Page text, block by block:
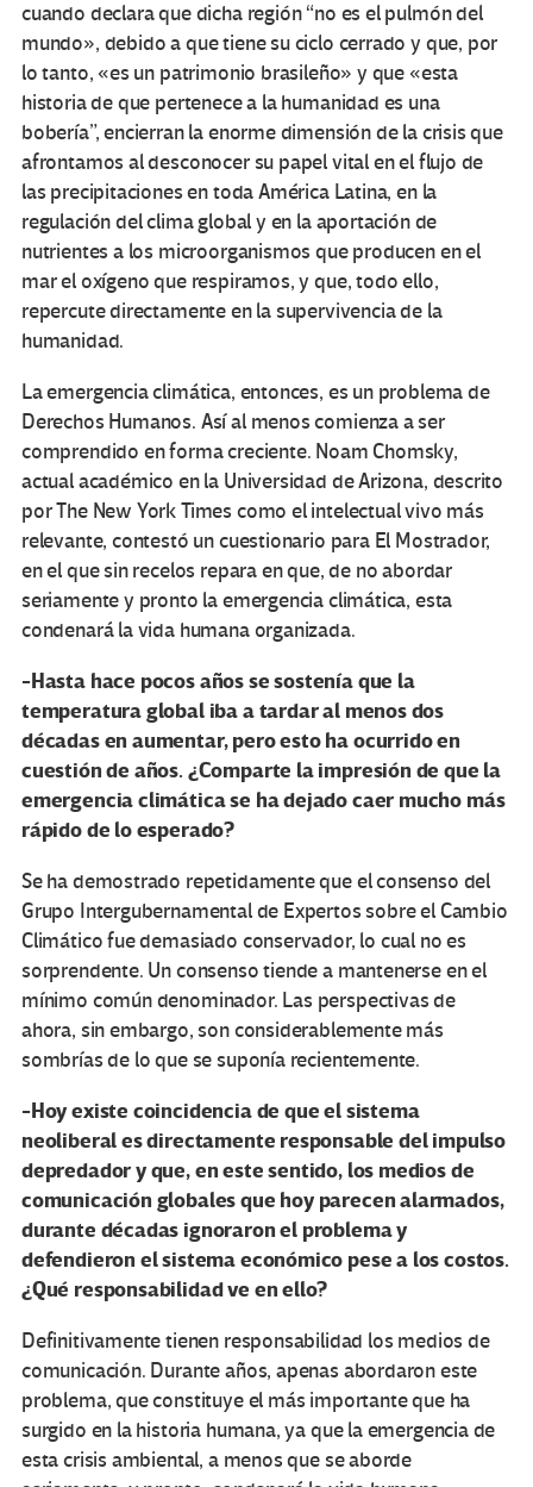
cuando declara que dicha región “no es el pulmón del
mundo», debido a que tiene su ciclo cerrado y que, por
lo tanto, «es un patrimonio brasileño» y que «esta
historia de que pertenece a la humanidad es una
bobería”, encierran la enorme dimensión de la crisis que
afrontamos al desconocer su papel vital en el flujo de
las precipitaciones en toda América Latina, en la
regulación del clima global y en la aportación de
nutrientes a los microorganismos que producen en el
mar el oxígeno que respiramos, y que, todo ello,
repercute directamente en la supervivencia de la
humanidad.
La emergencia climática, entonces, es un problema de
Derechos Humanos. Así al menos comienza a ser
comprendido en forma creciente. Noam Chomsky,
actual académico en la Universidad de Arizona, descrito
por The New York Times como el intelectual vivo más
relevante, contestó un cuestionario para El Mostrador,
en el que sin recelos repara en que, de no abordar
seriamente y pronto la emergencia climática, esta
condenará la vida humana organizada.
-Hasta hace pocos años se sostenía que la
temperatura global iba a tardar al menos dos
décadas en aumentar, pero esto ha ocurrido en
cuestión de años. ¿Comparte la impresión de que la
emergencia climática se ha dejado caer mucho más
rápido de lo esperado?
Se ha demostrado repetidamente que el consenso del
Grupo Intergubernamental de Expertos sobre el Cambio
Climático fue demasiado conservador, lo cual no es
sorprendente. Un consenso tiende a mantenerse en el
mínimo común denominador. Las perspectivas de
ahora, sin embargo, son considerablemente más
sombrías de lo que se suponía recientemente.
-Hoy existe coincidencia de que el sistema
neoliberal es directamente responsable del impulso
depredador y que, en este sentido, los medios de
comunicación globales que hoy parecen alarmados,
durante décadas ignoraron el problema y
defendieron el sistema económico pese a los costos.
¿Qué responsabilidad ve en ello?
Definitivamente tienen responsabilidad los medios de
comunicación. Durante años, apenas abordaron este
problema, que constituye el más importante que ha
surgido en la historia humana, ya que la emergencia de
esta crisis ambiental, a menos que se aborde